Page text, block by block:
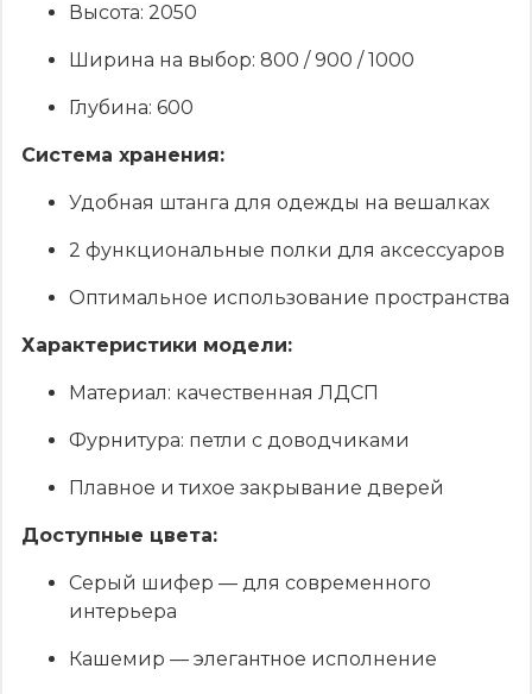
Высота: 2050
Ширина на выбор: 800 / 900 / 1000
Глубина: 600
Система хранения:
Удобная штанга для одежды на вешалках
2 функциональные полки для аксессуаров
Оптимальное использование пространства
Характеристики модели:
Материал: качественная ЛДСП
Фурнитура: петли с доводчиками
Плавное и тихое закрывание дверей
Доступные цвета:
Серый шифер — для современного
интерьера
Кашемир — элегантное исполнение